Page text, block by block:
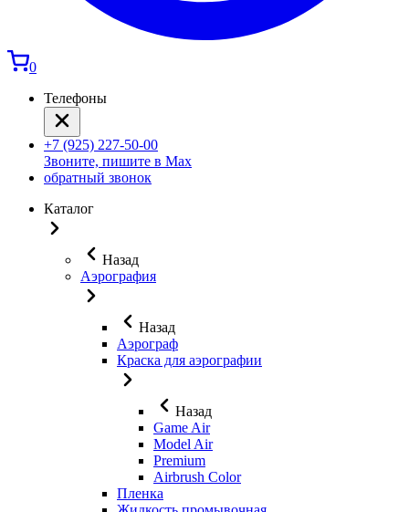
0
Телефоны
+7 (925) 227-50-00
Звоните, пишите в Max
обратный звонок
Каталог
Назад
Аэрография
Назад
Аэрограф
Краска для аэрографии
Назад
Game Air
Model Air
Premium
Airbrush Color
Пленка